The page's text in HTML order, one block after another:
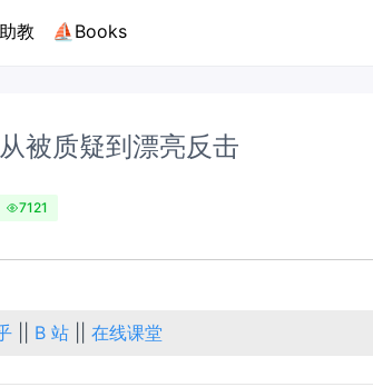
教 ⛵Books
被质疑到漂亮反击
7121
B 站 ||在线课堂